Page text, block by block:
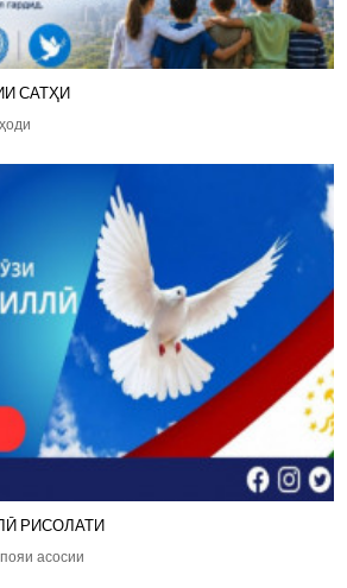
САТҲИ
РИСОЛАТИ
асосии